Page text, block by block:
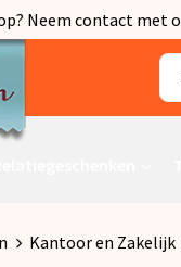
Neem contact met
Kantoor en Zakelijk